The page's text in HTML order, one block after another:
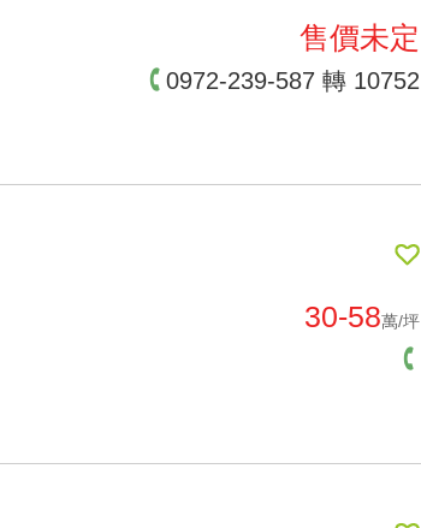
公開銷售時間近->遠
交屋時間遠->近
0972-239-587 轉 10752
售價未定
30-58萬/坪